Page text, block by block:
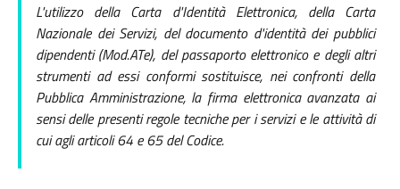
L'utilizzo della Carta d'Identità Elettronica, della Carta
Nazionale dei Servizi, del documento d'identità dei pubblici
dipendenti (Mod.ATe), del passaporto elettronico e degli altri
strumenti ad essi conformi sostituisce, nei confronti della
Pubblica Amministrazione, la firma elettronica avanzata ai
sensi delle presenti regole tecniche per i servizi e le attività di
cui agli articoli 64 e 65 del Codice.